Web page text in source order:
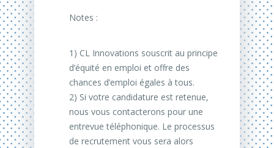
Notes :
1) CL Innovations souscrit au principe
d’équité en emploi et offre des
chances d’emploi égales à tous.
2) Si votre candidature est retenue,
nous vous contacterons pour une
entrevue téléphonique. Le processus
de recrutement vous sera alors